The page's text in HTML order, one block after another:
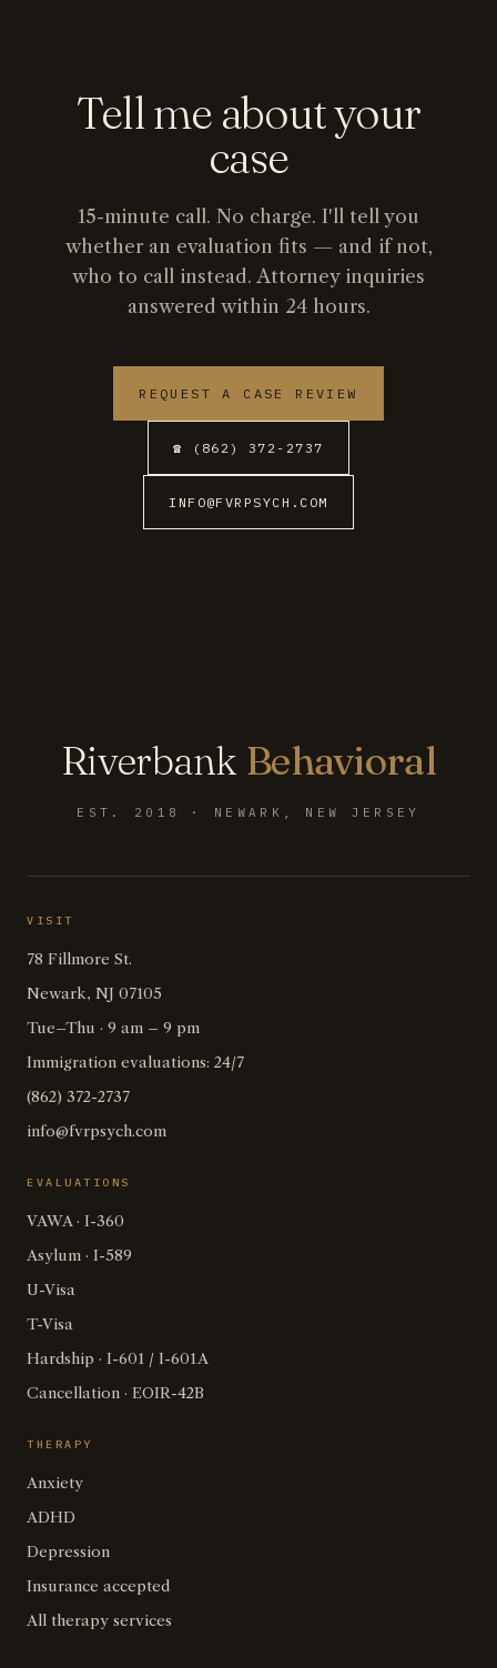
Tell me about your
case
15-minute call. No charge. I'll tell you
whether an evaluation fits — and if not,
who to call instead. Attorney inquiries
answered within 24 hours.
REQUEST A CASE REVIEW
☎ (862) 372-2737
INFO@FVRPSYCH.COM
Riverbank Behavioral
EST. 2018 · NEWARK, NEW JERSEY
VISIT
78 Fillmore St.
Newark, NJ 07105
Tue–Thu · 9 am – 9 pm
Immigration evaluations: 24/7
(862) 372-2737
info@fvrpsych.com
EVALUATIONS
VAWA · I-360
Asylum · I-589
U-Visa
T-Visa
Hardship · I-601 / I-601A
Cancellation · EOIR-42B
THERAPY
Anxiety
ADHD
Depression
Insurance accepted
All therapy services